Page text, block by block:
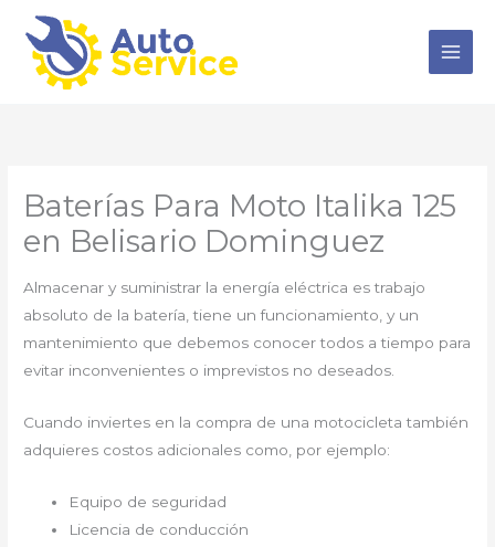
contenido
Baterías Para Moto Italika 125
en Belisario Dominguez
Almacenar y suministrar la energía eléctrica es trabajo
absoluto de la batería, tiene un funcionamiento, y un
mantenimiento que debemos conocer todos a tiempo para
evitar inconvenientes o imprevistos no deseados.
Cuando inviertes en la compra de una motocicleta también
adquieres costos adicionales como, por ejemplo:
Equipo de seguridad
Licencia de conducción